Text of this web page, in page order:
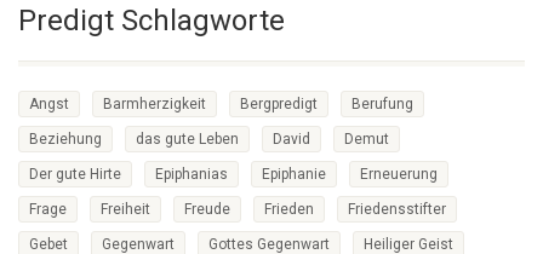
Predigt Schlagworte
Angst Barmherzigkeit Bergpredigt Berufung
Beziehung das gute Leben David Demut
Der gute Hirte Epiphanias Epiphanie Erneuerung
Frage Freiheit Freude Frieden Friedensstifter
Gebet Gegenwart Gottes Gegenwart Heiliger Geist